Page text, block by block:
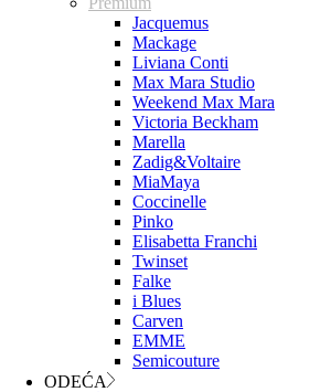
Jacquemus
Mackage
Liviana Conti
Max Mara Studio
Weekend Max Mara
Victoria Beckham
Marella
Zadig&Voltaire
MiaMaya
Coccinelle
Pinko
Elisabetta Franchi
Twinset
Falke
i Blues
Carven
EMME
Semicouture
ODEĆA